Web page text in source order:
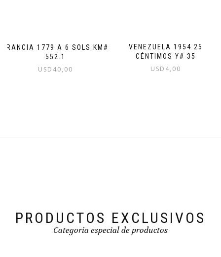
FRANCIA 1779 A 6 SOLS KM#
552.1
USD 40,00
VENEZUELA 1954 25
CÉNTIMOS Y# 35
USD 4,00
PRODUCTOS EXCLUSIVOS
Categoría especial de productos